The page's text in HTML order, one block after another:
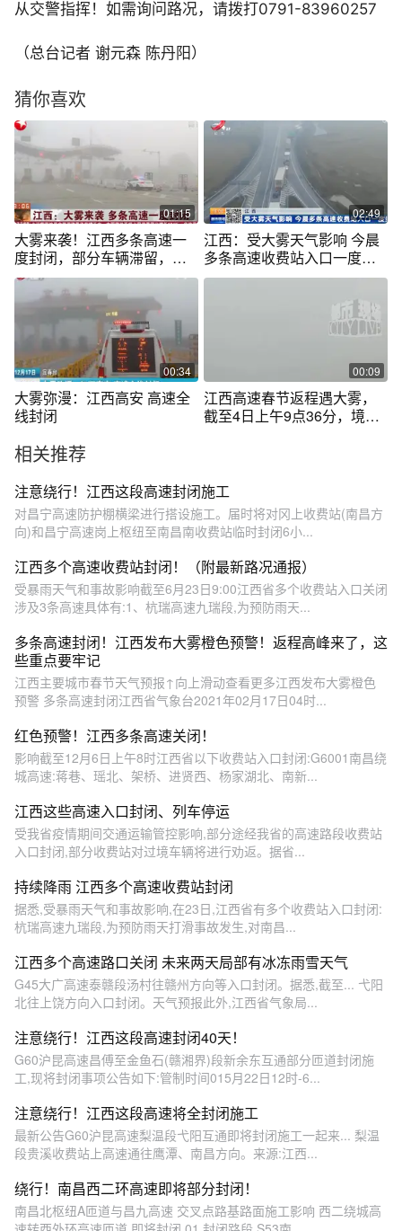
从交警指挥！如需询问路况，请拨打0791-83960257
（总台记者 谢元森 陈丹阳）
猜你喜欢
01:15
大雾来袭！江西多条高速一
度封闭，部分车辆滞留，交
通受影响
02:49
江西：受大雾天气影响 今晨
多条高速收费站入口一度封
闭
00:34
大雾弥漫：江西高安 高速全
线封闭
00:09
江西高速春节返程遇大雾，
截至4日上午9点36分，境内
相关推荐
注意绕行！江西这段高速封闭施工
对昌宁高速防护棚横梁进行搭设施工。届时将对冈上收费站(南昌方
向)和昌宁高速岗上枢纽至南昌南收费站临时封闭6小...
江西多个高速收费站封闭！（附最新路况通报）
受暴雨天气和事故影响截至6月23日9:00江西省多个收费站入口关闭
涉及3条高速具体有:1、杭瑞高速九瑞段,为预防雨天...
多条高速封闭！江西发布大雾橙色预警！返程高峰来了，这
些重点要牢记
江西主要城市春节天气预报↑向上滑动查看更多江西发布大雾橙色
预警 多条高速封闭江西省气象台2021年02月17日04时...
红色预警！江西多条高速关闭！
影响截至12月6日上午8时江西省以下收费站入口封闭:G6001南昌绕
城高速:蒋巷、瑶北、架桥、进贤西、杨家湖北、南新...
江西这些高速入口封闭、列车停运
受我省疫情期间交通运输管控影响,部分途经我省的高速路段收费站
入口封闭,部分收费站对过境车辆将进行劝返。据省...
持续降雨 江西多个高速收费站封闭
据悉,受暴雨天气和事故影响,在23日,江西省有多个收费站入口封闭:
杭瑞高速九瑞段,为预防雨天打滑事故发生,对南昌...
江西多个高速路口关闭 未来两天局部有冰冻雨雪天气
G45大广高速泰赣段汤村往赣州方向等入口封闭。据悉,截至... 弋阳
北往上饶方向入口封闭。天气预报此外,江西省气象局...
注意绕行！江西这段高速封闭40天！
G60沪昆高速昌傅至金鱼石(赣湘界)段新余东互通部分匝道封闭施
工,现将封闭事项公告如下:管制时间015月22日12时-6...
注意绕行！江西这段高速将全封闭施工
最新公告G60沪昆高速梨温段弋阳互通即将封闭施工一起来... 梨温
段贵溪收费站上高速通往鹰潭、南昌方向。来源:江西...
绕行！南昌西二环高速即将部分封闭！
南昌北枢纽A匝道与昌九高速 交叉点路基路面施工影响 西二绕城高